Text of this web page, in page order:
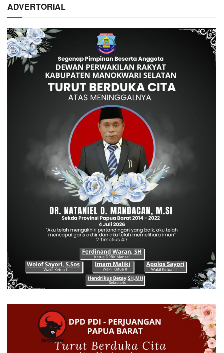
ADVERTORIAL